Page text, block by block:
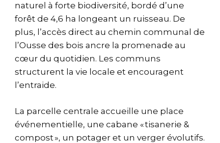
naturel à forte biodiversité, bordé d’une
forêt de 4,6 ha longeant un ruisseau. De
plus, l’accès direct au chemin communal de
l’Ousse des bois ancre la promenade au
cœur du quotidien. Les communs
structurent la vie locale et encouragent
l’entraide.
La parcelle centrale accueille une place
événementielle, une cabane « tisanerie &
compost », un potager et un verger évolutifs.